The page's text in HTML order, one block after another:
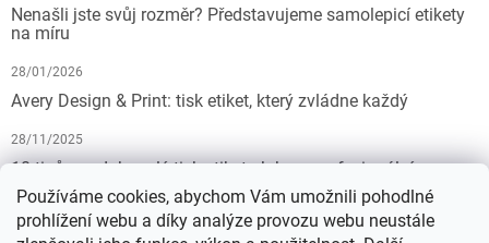
Používáme cookies, abychom Vám umožnili pohodlné
prohlížení webu a díky analýze provozu webu neustále
Nenašli jste svůj rozměr? Představujeme samolepicí etikety
na míru
28/01/2026
Avery Design & Print: tisk etiket, který zvládne každý
28/11/2025
10 tipů pro dokonalý tisk etiket: Jak na profesionální
výsledek bez starostí
19/07/2025